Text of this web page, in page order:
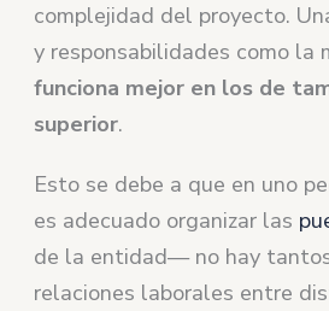
complejidad del proyecto.
y responsabilidades como la
funciona mejor en los de
superior.
Esto se debe a que en uno
es adecuado organizar las
de la entidad— no hay
relaciones laborales entre